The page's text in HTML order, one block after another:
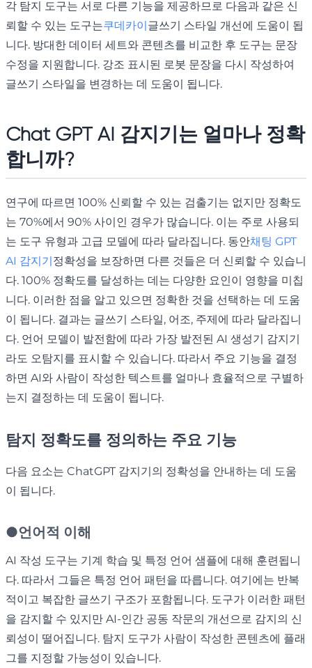
각 탐지 도구는 서로 다른 기능을 제공하므로 다음과 같은 신
뢰할 수 있는 도구는쿠데카이글쓰기 스타일 개선에 도움이 됩
니다. 방대한 데이터 세트와 콘텐츠를 비교한 후 도구는 문장
수정을 지원합니다. 강조 표시된 로봇 문장을 다시 작성하여
글쓰기 스타일을 변경하는 데 도움이 됩니다.
Chat GPT AI 감지기는 얼마나 정확
합니까?
연구에 따르면 100% 신뢰할 수 있는 검출기는 없지만 정확도
는 70%에서 90% 사이인 경우가 많습니다. 이는 주로 사용되
는 도구 유형과 고급 모델에 따라 달라집니다. 동안채팅 GPT
AI 감지기정확성을 보장하면 다른 것들은 더 신뢰할 수 있습니
다. 100% 정확도를 달성하는 데는 다양한 요인이 영향을 미칩
니다. 이러한 점을 알고 있으면 정확한 것을 선택하는 데 도움
이 됩니다. 결과는 글쓰기 스타일, 어조, 주제에 따라 달라집니
다. 언어 모델이 발전함에 따라 가장 발전된 AI 생성기 감지기
라도 오탐지를 표시할 수 있습니다. 따라서 주요 기능을 결정
하면 AI와 사람이 작성한 텍스트를 얼마나 효율적으로 구별하
는지 결정하는 데 도움이 됩니다.
탐지 정확도를 정의하는 주요 기능
다음 요소는 ChatGPT 감지기의 정확성을 안내하는 데 도움
이 됩니다.
●언어적 이해
AI 작성 도구는 기계 학습 및 특정 언어 샘플에 대해 훈련됩니
다. 따라서 그들은 특정 언어 패턴을 따릅니다. 여기에는 반복
적이고 복잡한 글쓰기 구조가 포함됩니다. 도구가 이러한 패턴
을 감지할 수 있지만 AI-인간 공동 작문의 개선으로 감지의 신
뢰성이 떨어집니다. 탐지 도구가 사람이 작성한 콘텐츠에 플래
그를 지정할 가능성이 있습니다.